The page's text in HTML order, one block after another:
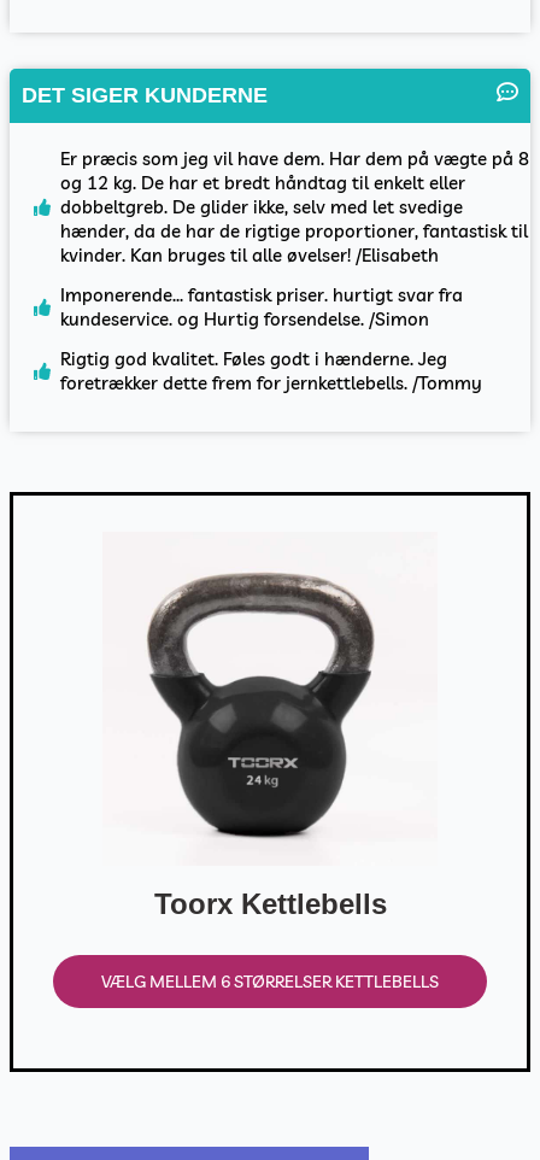
DET SIGER KUNDERNE
Er præcis som jeg vil have dem. Har dem på vægte på 8
og 12 kg. De har et bredt håndtag til enkelt eller
dobbeltgreb. De glider ikke, selv med let svedige
hænder, da de har de rigtige proportioner, fantastisk til
kvinder. Kan bruges til alle øvelser! /Elisabeth
Imponerende... fantastisk priser. hurtigt svar fra
kundeservice. og Hurtig forsendelse. /Simon
Rigtig god kvalitet. Føles godt i hænderne. Jeg
foretrækker dette frem for jernkettlebells. /Tommy
Toorx Kettlebells
VÆLG MELLEM 6 STØRRELSER KETTLEBELLS